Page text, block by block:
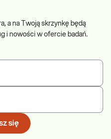
a na Twoją skrzynkę będą
i nowości w ofercie badań.
się